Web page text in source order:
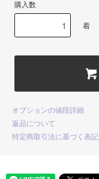
購入数
着
オプションの値段詳細
返品について
特定商取引法に基づく表記